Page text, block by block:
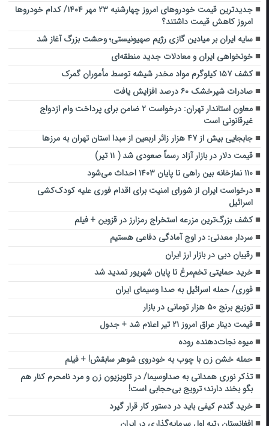
جدیدترین قیمت خودروهای امروز چهارشنبه ۲۳ مهر ۱۴۰۴/ کدام خودروها
امروز کاهش قیمت داشتند؟
سایه ایران بر میادین گازی رژیم صهیونیستی؛ وحشت بزرگ آغاز شد
خونخواهی ایران و معادلات جدید منطقه‌ای
کشف ۱۵۷ کیلوگرم مواد مخدر شیشه توسط مأموران گمرک
صادرات شیرخشک ۶۰ درصد افزایش یافت
معاون استاندار تهران: درخواست ۲ ضامن برای پرداخت وام ازدواج
غیرقانونی است
جابجایی بیش از ۴۷ هزار زائر اربعین از مبدا استان تهران به مرزها
قیمت دلار در بازار آزاد رسماً صعودی شد ( ۱۱ تیر)
۱۱۰ نمازخانه بین راهی تا پایان ۱۴۰۳ احداث می‌شود
درخواست ایران از شورای امنیت برای اقدام فوری علیه کودک‌کشی
اسرائیل
کشف بزرگ‌ترین مزرعه استخراج رمزارز در قزوین + فیلم
سردار معدنی: در اوج آمادگی دفاعی هستیم
رقیبان دبی در بازار ارز ایران
خرید حمایتی تخم‌مرغ تا پایان شهریور تمدید شد
فوری/ حمله اسرائیل به صدا وسیمای ایران
توزیع برنج ۵۰ هزار تومانی در بازار
قیمت دینار عراق امروز ۲۱ تیر اعلام شد + جدول
میوه‌ نجات‌دهنده روده
حمله خشن زن با چوب به خودروی شوهر سابقش! + فیلم
تذکر نوری همدانی به صداوسیما/ در تلویزیون زن و مرد نامحرم کنار هم
بگو بخند دارند؛ ترویج بی‌حجابی است!
خرید گندم کیفی باید در دستور کار قرار گیرد